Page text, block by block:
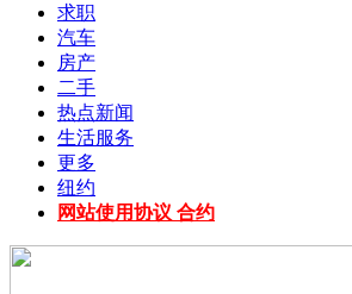
求职
汽车
房产
二手
热点新闻
生活服务
更多
纽约
网站使用协议 合约